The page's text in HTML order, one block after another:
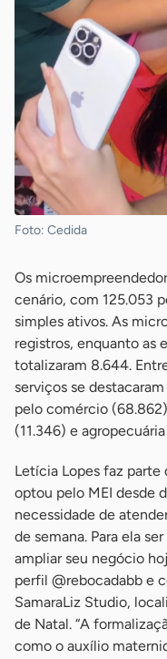
Foto: Cedida
Os
cenário, com 125.053
simples ativos. As
registros, enquanto as
totalizaram 8.644.
serviços se
pelo comércio
(11.346) e
Letícia Lopes faz parte
optou pelo MEI desde
necessidade de
de semana. Para ela
ampliar seu negócio
perfil @rebocadabb e
SamaraLiz Studio,
de Natal. “A
como o auxílio